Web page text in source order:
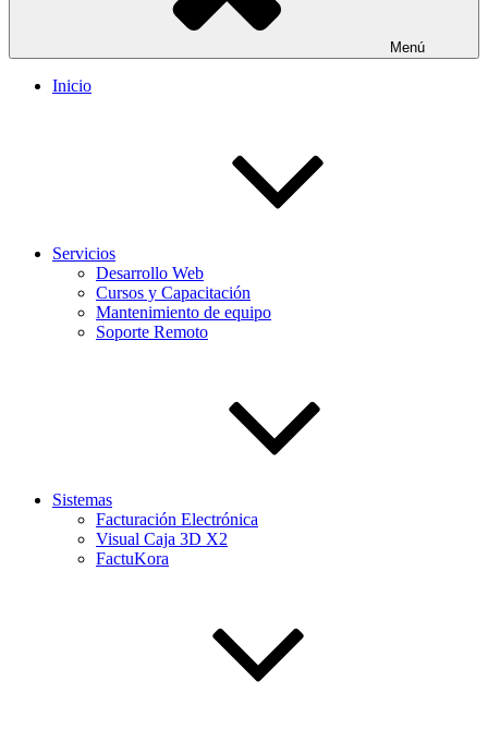
Menú
Inicio
Servicios
Desarrollo Web
Cursos y Capacitación
Mantenimiento de equipo
Soporte Remoto
Sistemas
Facturación Electrónica
Visual Caja 3D X2
FactuKora